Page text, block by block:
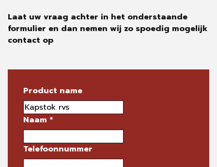
Laat uw vraag achter in het onderstaande
formulier en dan nemen wij zo spoedig mogelijk
contact op
Product name
Naam *
Telefoonnummer